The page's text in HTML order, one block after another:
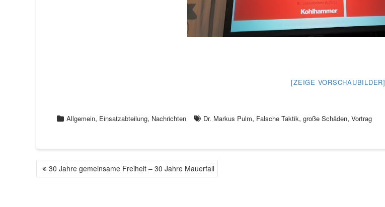
[ZEIGE VORSCHAUBILDER]
Allgemein, Einsatzabteilung, Nachrichten Dr. Markus Pulm, Falsche Taktik, große Schäden, Vortrag
B 30 Jahre gemeinsame Freiheit – 30 Jahre Mauerfall